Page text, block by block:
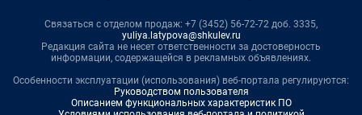
Связаться с отделом продаж: +7 (3452) 56-72-72 доб. 3335,
yuliya.latypova@shkulev.ru
Редакция сайта не несет ответственности за достоверность
информации, содержащейся в рекламных объявлениях.
Особенности эксплуатации (использования) веб-портала регулируются:
Руководством пользователя
Описанием функциональных характеристик ПО